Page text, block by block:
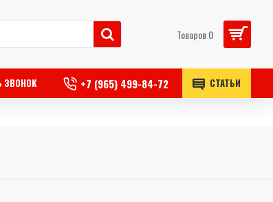
Товаров 0
ЗВОНОК +7 (965) 499-84-72 СТАТЬИ